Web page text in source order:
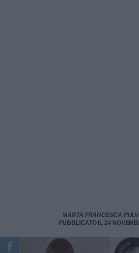
MARTA FRANCESCA
PUBBLICATO IL 24